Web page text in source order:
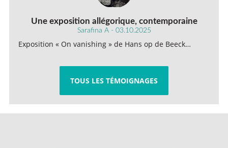
Une exposition allégorique, contemporaine
Sarafina A - 03.10.2025
Exposition « On vanishing » de Hans op de Beeck…
TOUS LES TÉMOIGNAGES